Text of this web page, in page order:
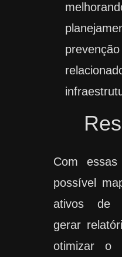
Com
possível
ativos de
gerar
otimizar o